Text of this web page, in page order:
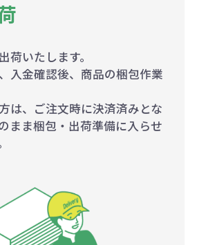
荷いたします。
入金確認後、商品の梱包作業
は、ご注文時に決済済みとな
まま梱包・出荷準備に入らせ